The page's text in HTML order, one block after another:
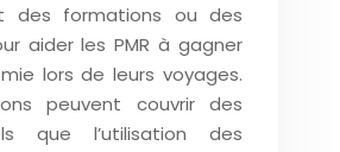
des formations ou des
aider les PMR à gagner
lors de leurs voyages.
peuvent couvrir des
que l’utilisation des